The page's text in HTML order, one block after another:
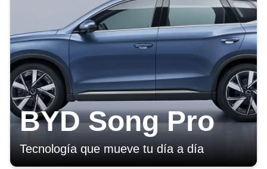
BYD Song Pro
Tecnología que mueve tu día a día